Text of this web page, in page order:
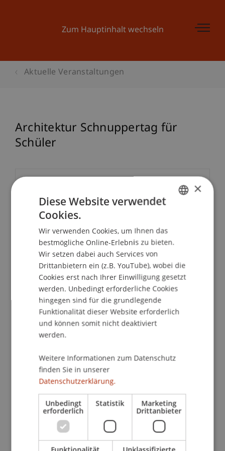
Zum Hauptinhalt wechseln
Aktuelle Veranstaltungen
Architektur Schnuppertag für
Schüler
School/Professur:
Studienverwaltung Bachelorstudiengang
Architektur
Mit den Schnuppertagen bekommen interessierte
Jugendliche eine wertvolle Entscheidungshilfe
Fachbereich und das Studium.
Programm
Rundgang durch den Hochschulecampus,
Informationsgespräche, massgeschneiderte
Workshops und die Vorlesungen "Was ist
Architektur".
Kontakt
×
Diese Website verwendet
Cookies.
Wir verwenden Cookies, um Ihnen das
bestmögliche Online-Erlebnis zu bieten.
Wir setzen dabei auch Services von
Drittanbietern ein (z.B. YouTube), wobei die
Cookies erst nach Ihrer Einwilligung gesetzt
werden. Unbedingt erforderliche Cookies
hingegen sind für die grundlegende
Funktionalität dieser Website erforderlich
und können somit nicht deaktiviert
werden.
Weitere Informationen zum Datenschutz
finden Sie in unserer
Datenschutzerklärung.
Unbedingt
erforderlich
Statistik Marketing
Drittanbieter